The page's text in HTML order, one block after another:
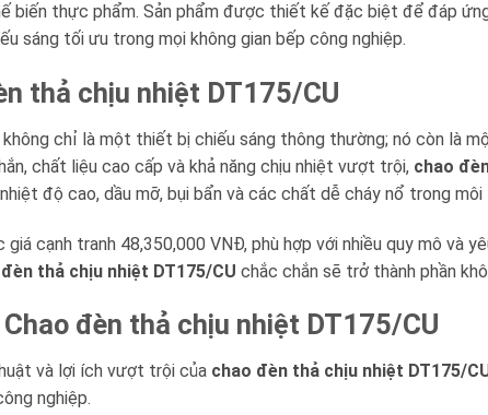
biến thực phẩm. Sản phẩm được thiết kế đặc biệt để đáp
sáng tối ưu trong mọi không gian bếp công nghiệp.
thả chịu nhiệt DT175/CU
chỉ là một thiết bị chiếu sáng thông thường; nó còn là
chất liệu cao cấp và khả năng chịu nhiệt vượt trội, chao
độ cao, dầu mỡ, bụi bẩn và các chất dễ cháy nổ trong
cạnh tranh 48,350,000 VNĐ, phù hợp với nhiều quy mô và
thả chịu nhiệt DT175/CU chắc chắn sẽ trở thành phần
đèn thả chịu nhiệt DT175/CU
và lợi ích vượt trội của chao đèn thả chịu nhiệt DT175/
nghiệp.